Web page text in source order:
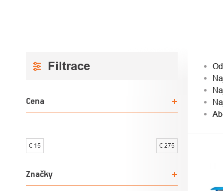
BOČNÝ
Cena
€ 15 € 275
Značky